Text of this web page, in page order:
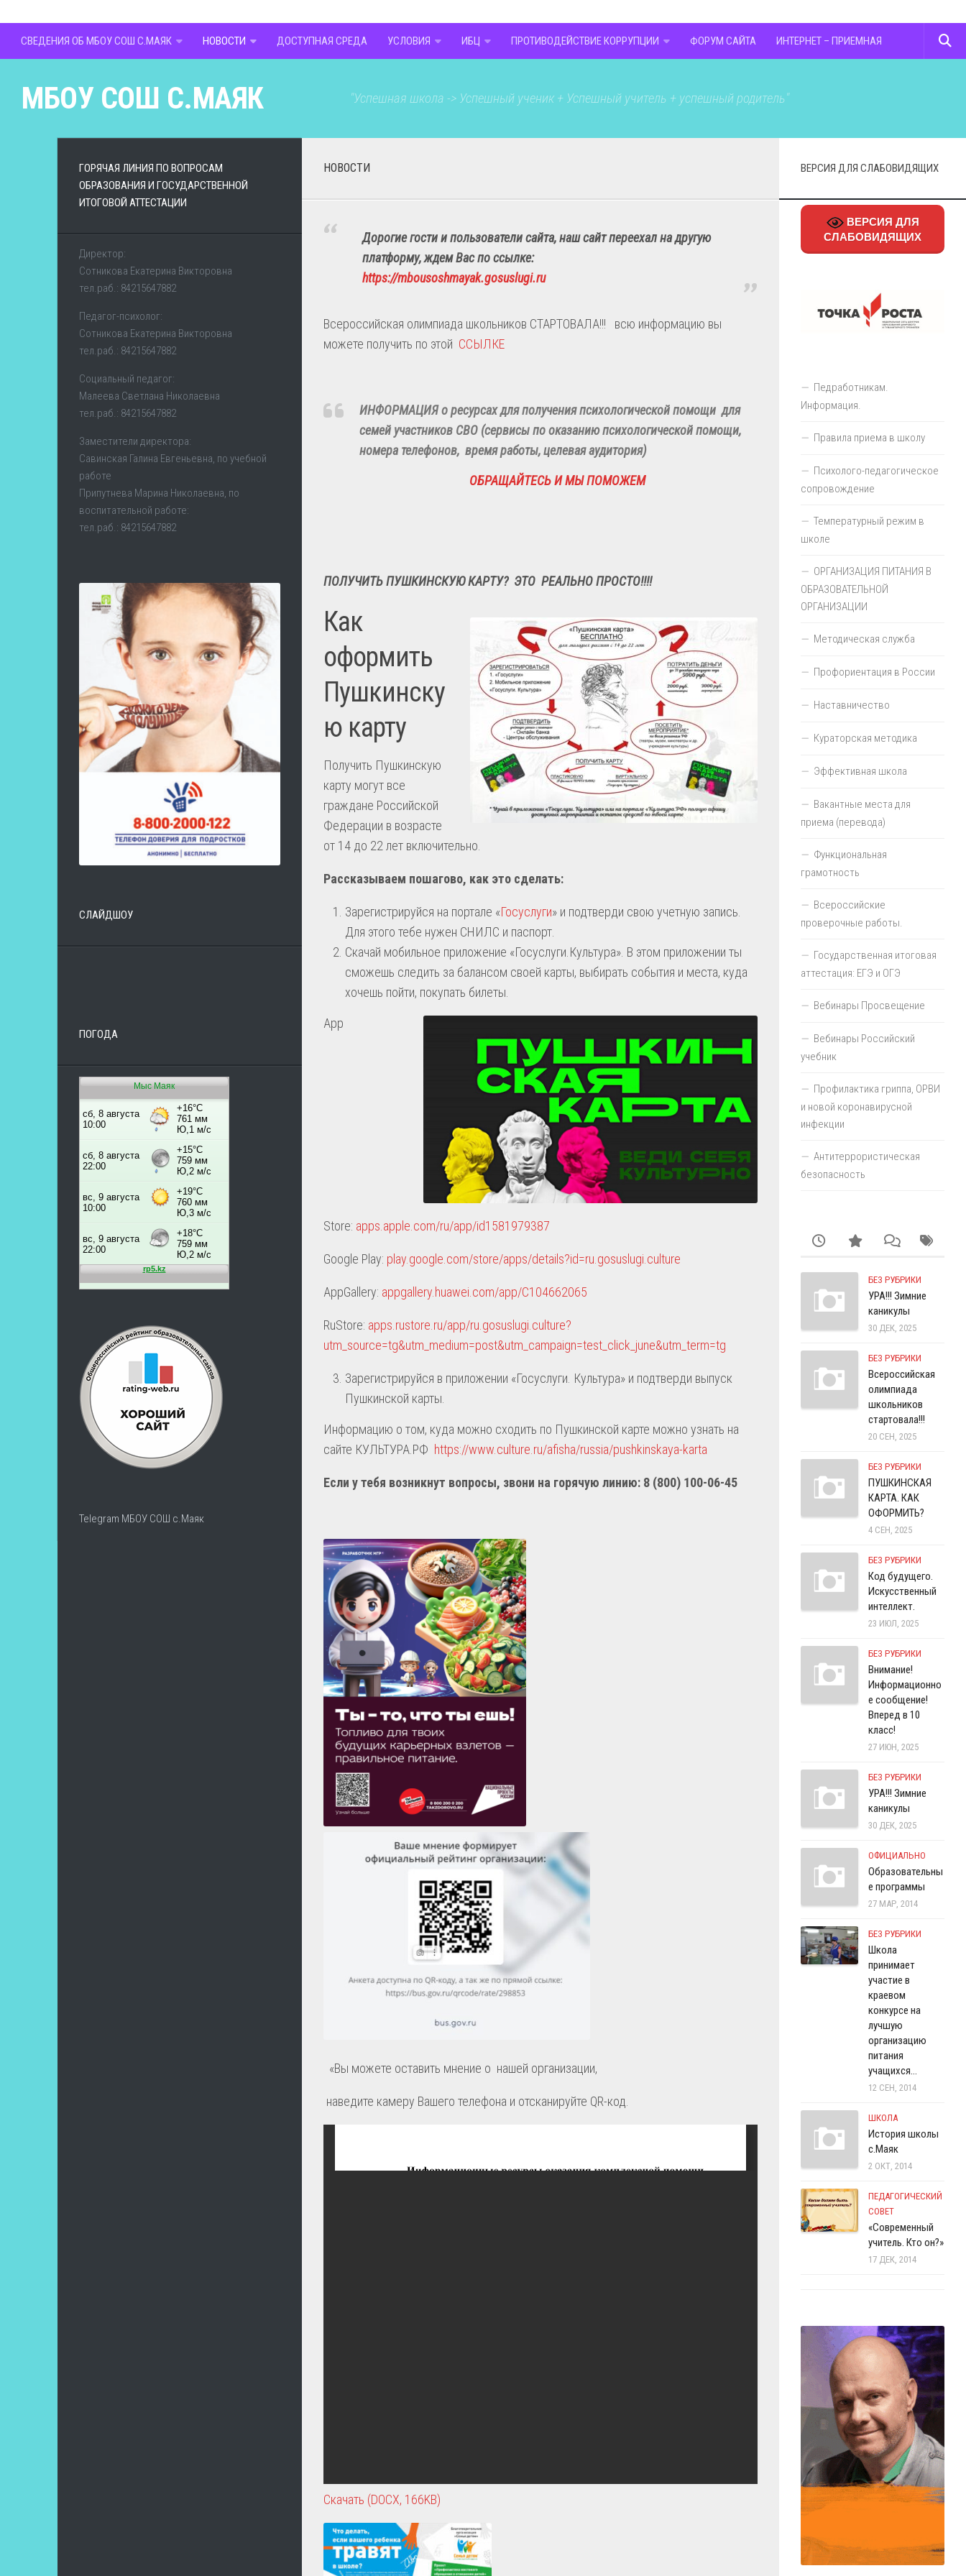
СВЕДЕНИЯ ОБ МБОУ СОШ С.МАЯК НОВОСТИ ДОСТУПНАЯ СРЕДА УСЛОВИЯ ИБЦ ПРОТИВОДЕЙСТВИЕ КОРРУПЦИИ ФОРУМ САЙТА ИНТЕРНЕТ – ПРИЕМНАЯ
МБОУ СОШ С.МАЯК "Успешная школа -> Успешный ученик + Успешный учитель + успешный родитель"
НОВОСТИ
Дорогие гости и пользователи сайта, наш сайт переехал на другую
платформу, ждем Вас по ссылке:
https://mbousoshmayak.gosuslugi.ru
Всероссийская олимпиада школьников СТАРТОВАЛА!!! всю информацию вы
можете получить по этой ССЫЛКЕ
ИНФОРМАЦИЯ о ресурсах для получения психологической помощи для
семей участников СВО (сервисы по оказанию психологической помощи,
номера телефонов, время работы, целевая аудитория)
ОБРАЩАЙТЕСЬ И МЫ ПОМОЖЕМ
ПОЛУЧИТЬ ПУШКИНСКУЮ КАРТУ? ЭТО РЕАЛЬНО ПРОСТО!!!!
Как
оформить
Пушкинску
ю карту
Получить Пушкинскую
карту могут все
граждане Российской
Федерации в возрасте
от 14 до 22 лет включительно.
Рассказываем пошагово, как это сделать:
Зарегистрируйся на портале «Госуслуги» и подтверди свою учетную запись.
Для этого тебе нужен СНИЛС и паспорт.
Скачай мобильное приложение «Госуслуги.Культура». В этом приложении ты
сможешь следить за балансом своей карты, выбирать события и места, куда
хочешь пойти, покупать билеты.
App
Store: apps.apple.com/ru/app/id1581979387
Google Play: play.google.com/store/apps/details?id=ru.gosuslugi.culture
AppGallery: appgallery.huawei.com/app/C104662065
RuStore: apps.rustore.ru/app/ru.gosuslugi.culture?
utm_source=tg&utm_medium=post&utm_campaign=test_click_june&utm_term=tg
Зарегистрируйся в приложении «Госуслуги. Культура» и подтверди выпуск
Пушкинской карты.
Информацию о том, куда можно сходить по Пушкинской карте можно узнать на
сайте КУЛЬТУРА.РФ https://www.culture.ru/afisha/russia/pushkinskaya-karta
Если у тебя возникнут вопросы, звони на горячую линию: 8 (800) 100-06-45
«Вы можете оставить мнение о нашей организации,
наведите камеру Вашего телефона и отсканируйте QR-код.
Скачать (DOCX, 166KB)
ГОРЯЧАЯ ЛИНИЯ ПО ВОПРОСАМ
ОБРАЗОВАНИЯ И ГОСУДАРСТВЕННОЙ
ИТОГОВОЙ АТТЕСТАЦИИ
Директор:
Сотникова Екатерина Викторовна
тел.раб.: 84215647882
Педагог-психолог:
Сотникова Екатерина Викторовна
тел.раб.: 84215647882
Социальный педагог:
Малеева Светлана Николаевна
тел.раб.: 84215647882
Заместители директора:
Савинская Галина Евгеньевна, по учебной
работе
Припутнева Марина Николаевна, по
воспитательной работе:
тел.раб.: 84215647882
СЛАЙДШОУ
ПОГОДА
Мыс Маяк
Telegram МБОУ СОШ с.Маяк
ВЕРСИЯ ДЛЯ СЛАБОВИДЯЩИХ
ВЕРСИЯ ДЛЯ
СЛАБОВИДЯЩИХ
Педработникам.
Информация.
Правила приема в школу
Психолого-педагогическое
сопровождение
Температурный режим в
школе
ОРГАНИЗАЦИЯ ПИТАНИЯ В
ОБРАЗОВАТЕЛЬНОЙ
ОРГАНИЗАЦИИ
Методическая служба
Профориентация в России
Наставничество
Кураторская методика
Эффективная школа
Вакантные места для
приема (перевода)
Функциональная
грамотность
Всероссийские
проверочные работы.
Государственная итоговая
аттестация: ЕГЭ и ОГЭ
Вебинары Просвещение
Вебинары Российский
учебник
Профилактика гриппа, ОРВИ
и новой коронавирусной
инфекции
Антитеррористическая
безопасность
БЕЗ РУБРИКИ
УРА!!! Зимние
каникулы
30 ДЕК, 2025
БЕЗ РУБРИКИ
Всероссийская
олимпиада
школьников
стартовала!!!
20 СЕН, 2025
БЕЗ РУБРИКИ
ПУШКИНСКАЯ
КАРТА. КАК
ОФОРМИТЬ?
4 СЕН, 2025
БЕЗ РУБРИКИ
Код будущего.
Искусственный
интеллект.
23 ИЮЛ, 2025
БЕЗ РУБРИКИ
Внимание!
Информационно
е сообщение!
Вперед в 10
класс!
27 ИЮН, 2025
БЕЗ РУБРИКИ
УРА!!! Зимние
каникулы
30 ДЕК, 2025
ОФИЦИАЛЬНО
Образовательны
е программы
27 МАР, 2014
БЕЗ РУБРИКИ
Школа
принимает
участие в
краевом
конкурсе на
лучшую
организацию
питания
учащихся…
12 СЕН, 2014
ШКОЛА
История школы
с.Маяк
2 ОКТ, 2014
ПЕДАГОГИЧЕСКИЙ
СОВЕТ
«Современный
учитель. Кто он?»
17 ДЕК, 2014